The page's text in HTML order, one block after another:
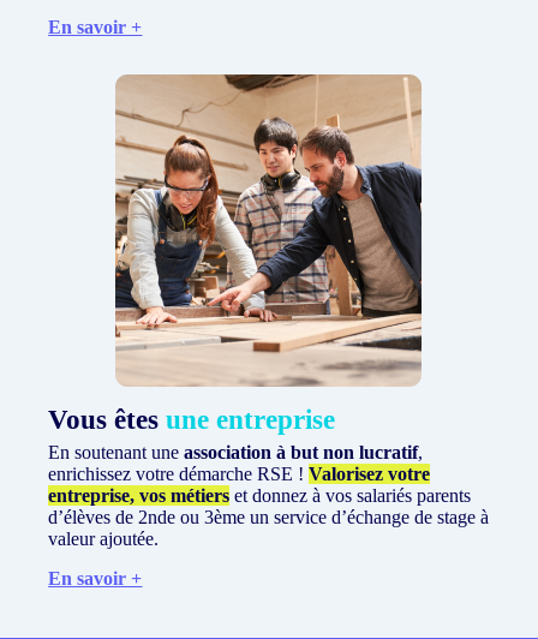
En savoir +
Vous êtesune entreprise
En soutenant uneassociation à but non lucratif,
enrichissez votre démarche RSE !Valorisez votre
entreprise, vos métiers et donnez à vos salariés parents
d’élèves de 2nde ou 3ème un service d’échange de stage à
valeur ajoutée.
En savoir +